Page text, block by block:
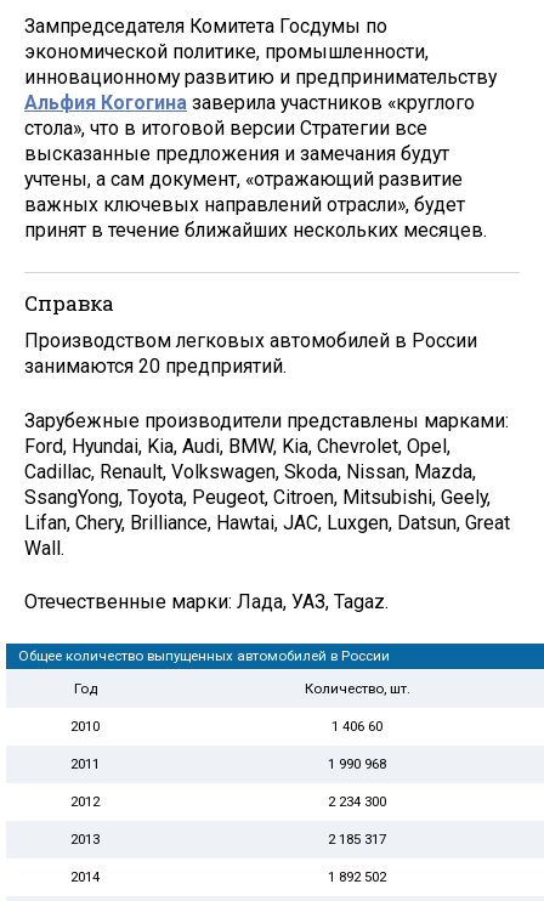
Зампредседателя Комитета Госдумы по
экономической политике, промышленности,
инновационному развитию и предпринимательству
Альфия Когогина заверила участников «круглого
стола», что в итоговой версии Стратегии все
высказанные предложения и замечания будут
учтены, а сам документ, «отражающий развитие
важных ключевых направлений отрасли», будет
принят в течение ближайших нескольких месяцев.
Справка
Производством легковых автомобилей в России
занимаются 20 предприятий.
Зарубежные производители представлены марками:
Ford, Hyundai, Kia, Audi, BMW, Kia, Chevrolet, Opel,
Cadillac, Renault, Volkswagen, Skoda, Nissan, Mazda,
SsangYong, Toyota, Peugeot, Citroen, Mitsubishi, Geely,
Lifan, Chery, Brilliance, Hawtai, JAC, Luxgen, Datsun, Great
Wall.
Отечественные марки: Лада, УАЗ, Tagaz.
Общее количество выпущенных автомобилей в России
Год
Количество, шт.
2010 1 406 60
2011 1 990 968
2012 2 234 300
2013 2 185 317
2014 1 892 502